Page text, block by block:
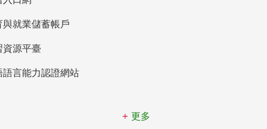
與就業儲蓄帳戶
資源平臺
語言能力認證網站
更多